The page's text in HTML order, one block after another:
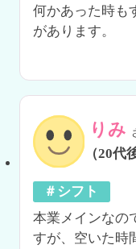
何かあった時も
があります。
りみ
（20代
＃シフト
本業メインなの
すが、空いた時